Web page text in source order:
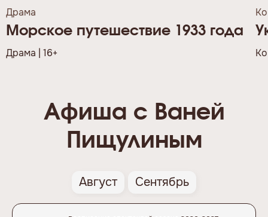
Драма
Морское путешествие 1933 года
Драма | 16+
Афиша с Ваней
Пищулиным
Август Сентябрь